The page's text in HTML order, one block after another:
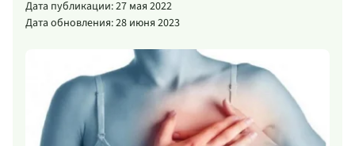
Дата публикации: 27 мая 2022
Дата обновления: 28 июня 2023